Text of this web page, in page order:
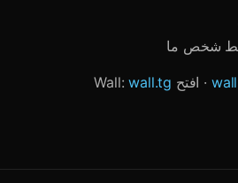
شخص ما
· افتح Wall: wall.tg